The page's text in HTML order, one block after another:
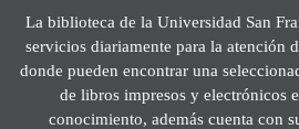
La biblioteca de la Universidad San
servicios diariamente para la atención
donde pueden encontrar una
de libros impresos y electrónicos
conocimiento, además cuenta con